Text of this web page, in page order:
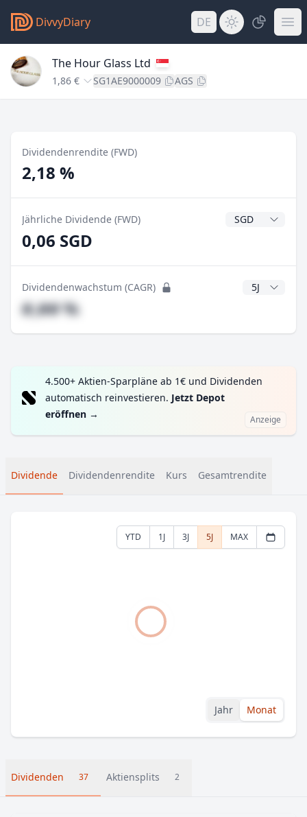
DivvyDiary DE
The Hour Glass Ltd
1,86 € SG1AE9000009 AGS
Dividendenrendite (FWD)
2,18 %
Jährliche Dividende (FWD)
0,06 SGD
Dividendenwachstum (CAGR) CAGR Jahre
#,## %
4.500+ Aktien-Sparpläne ab 1€ und Dividenden
automatisch reinvestieren. Jetzt Depot
eröffnen → Anzeige
Dividende Dividendenrendite Kurs Gesamtrendite
YTD 1J 3J 5J MAX
Jahr Monat
Dividenden 37 Aktiensplits 2